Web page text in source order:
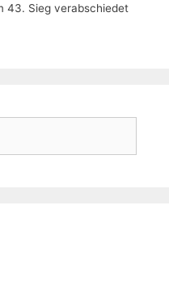
43. Sieg verabschiedet